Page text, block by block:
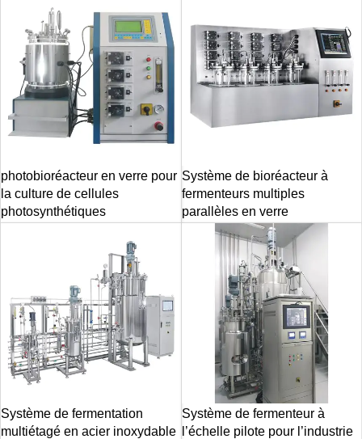
photobioréacteur en verre pour
la culture de cellules
photosynthétiques
Système de bioréacteur à
fermenteurs multiples
parallèles en verre
Système de fermentation
multiétagé en acier inoxydable
Système de fermenteur à
l’échelle pilote pour l’industrie